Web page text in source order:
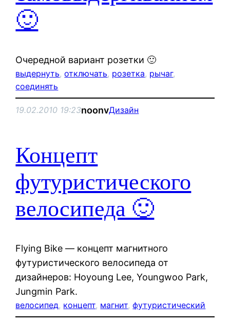
🙂
Очередной вариант розетки 🙂
выдернуть, отключать, розетка, рычаг
соединять
19.02.2010 19:23noonvДизайн
Концепт
футуристического
велосипеда 🙂
Flying Bike — концепт магнитного
футуристического велосипеда от
дизайнеров: Hoyoung Lee, Youngwoo Park,
Jungmin Park.
велосипед, концепт, магнит, футуристический